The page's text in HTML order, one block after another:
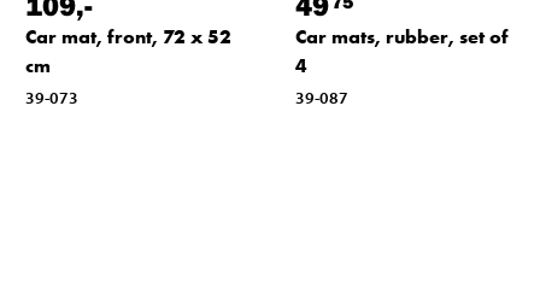
Car mat, front, 72 x 52
cm
39-073
Car mats, rubber, set of
4
39-087